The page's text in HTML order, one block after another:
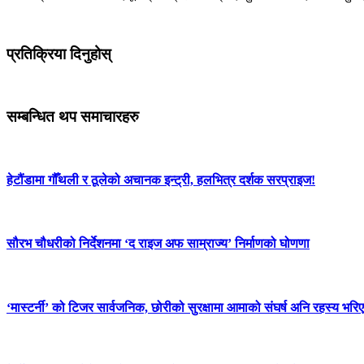
प्रतिक्रिया दिनुहोस्
सम्बन्धित थप समाचारहरु
हेटौंडामा गौँथली र ठूलेको अचानक इन्ट्री, हलभित्र दर्शक सरप्राइज!
सौरभ चौधरीको निर्देशनमा ‘द राइज अफ साम्राज्य’ निर्माणको घोणणा
‘मास्टर्नी’ को टिजर सार्वजनिक, छोरीको सुरक्षामा आमाको संघर्ष अनि रहस्य